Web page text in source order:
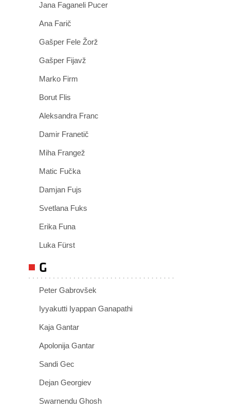
Jana Faganeli Pucer
Ana Farič
Gašper Fele Žorž
Gašper Fijavž
Marko Firm
Borut Flis
Aleksandra Franc
Damir Franetič
Miha Frangež
Matic Fučka
Damjan Fujs
Svetlana Fuks
Erika Funa
Luka Fürst
G
Peter Gabrovšek
Iyyakutti Iyappan Ganapathi
Kaja Gantar
Apolonija Gantar
Sandi Gec
Dejan Georgiev
Swarnendu Ghosh